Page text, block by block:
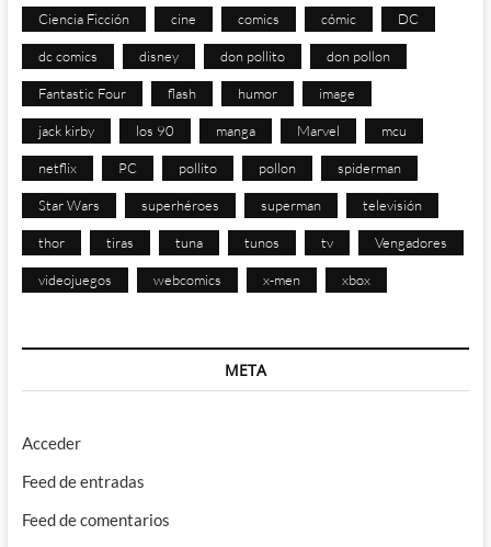
Ciencia Ficción cine comics cómic DC
dc comics disney don pollito don pollon
Fantastic Four flash humor image
jack kirby los 90 manga Marvel mcu
netflix PC pollito pollon spiderman
Star Wars superhéroes superman televisión
thor tiras tuna tunos tv Vengadores
videojuegos webcomics x-men xbox
META
Acceder
Feed de entradas
Feed de comentarios